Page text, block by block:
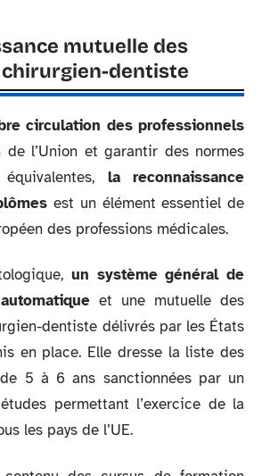
mutuelle des
dentiste
circulation des professionnels
de l’Union et garantir des normes
la reconnaissance
est un élément essentiel de
des professions médicales.
un système général de
et une mutuelle des
dentiste délivrés par les États
en place. Elle dresse la liste des
5 à 6 ans sanctionnées par un
permettant l’exercice de la
les pays de l’UE.